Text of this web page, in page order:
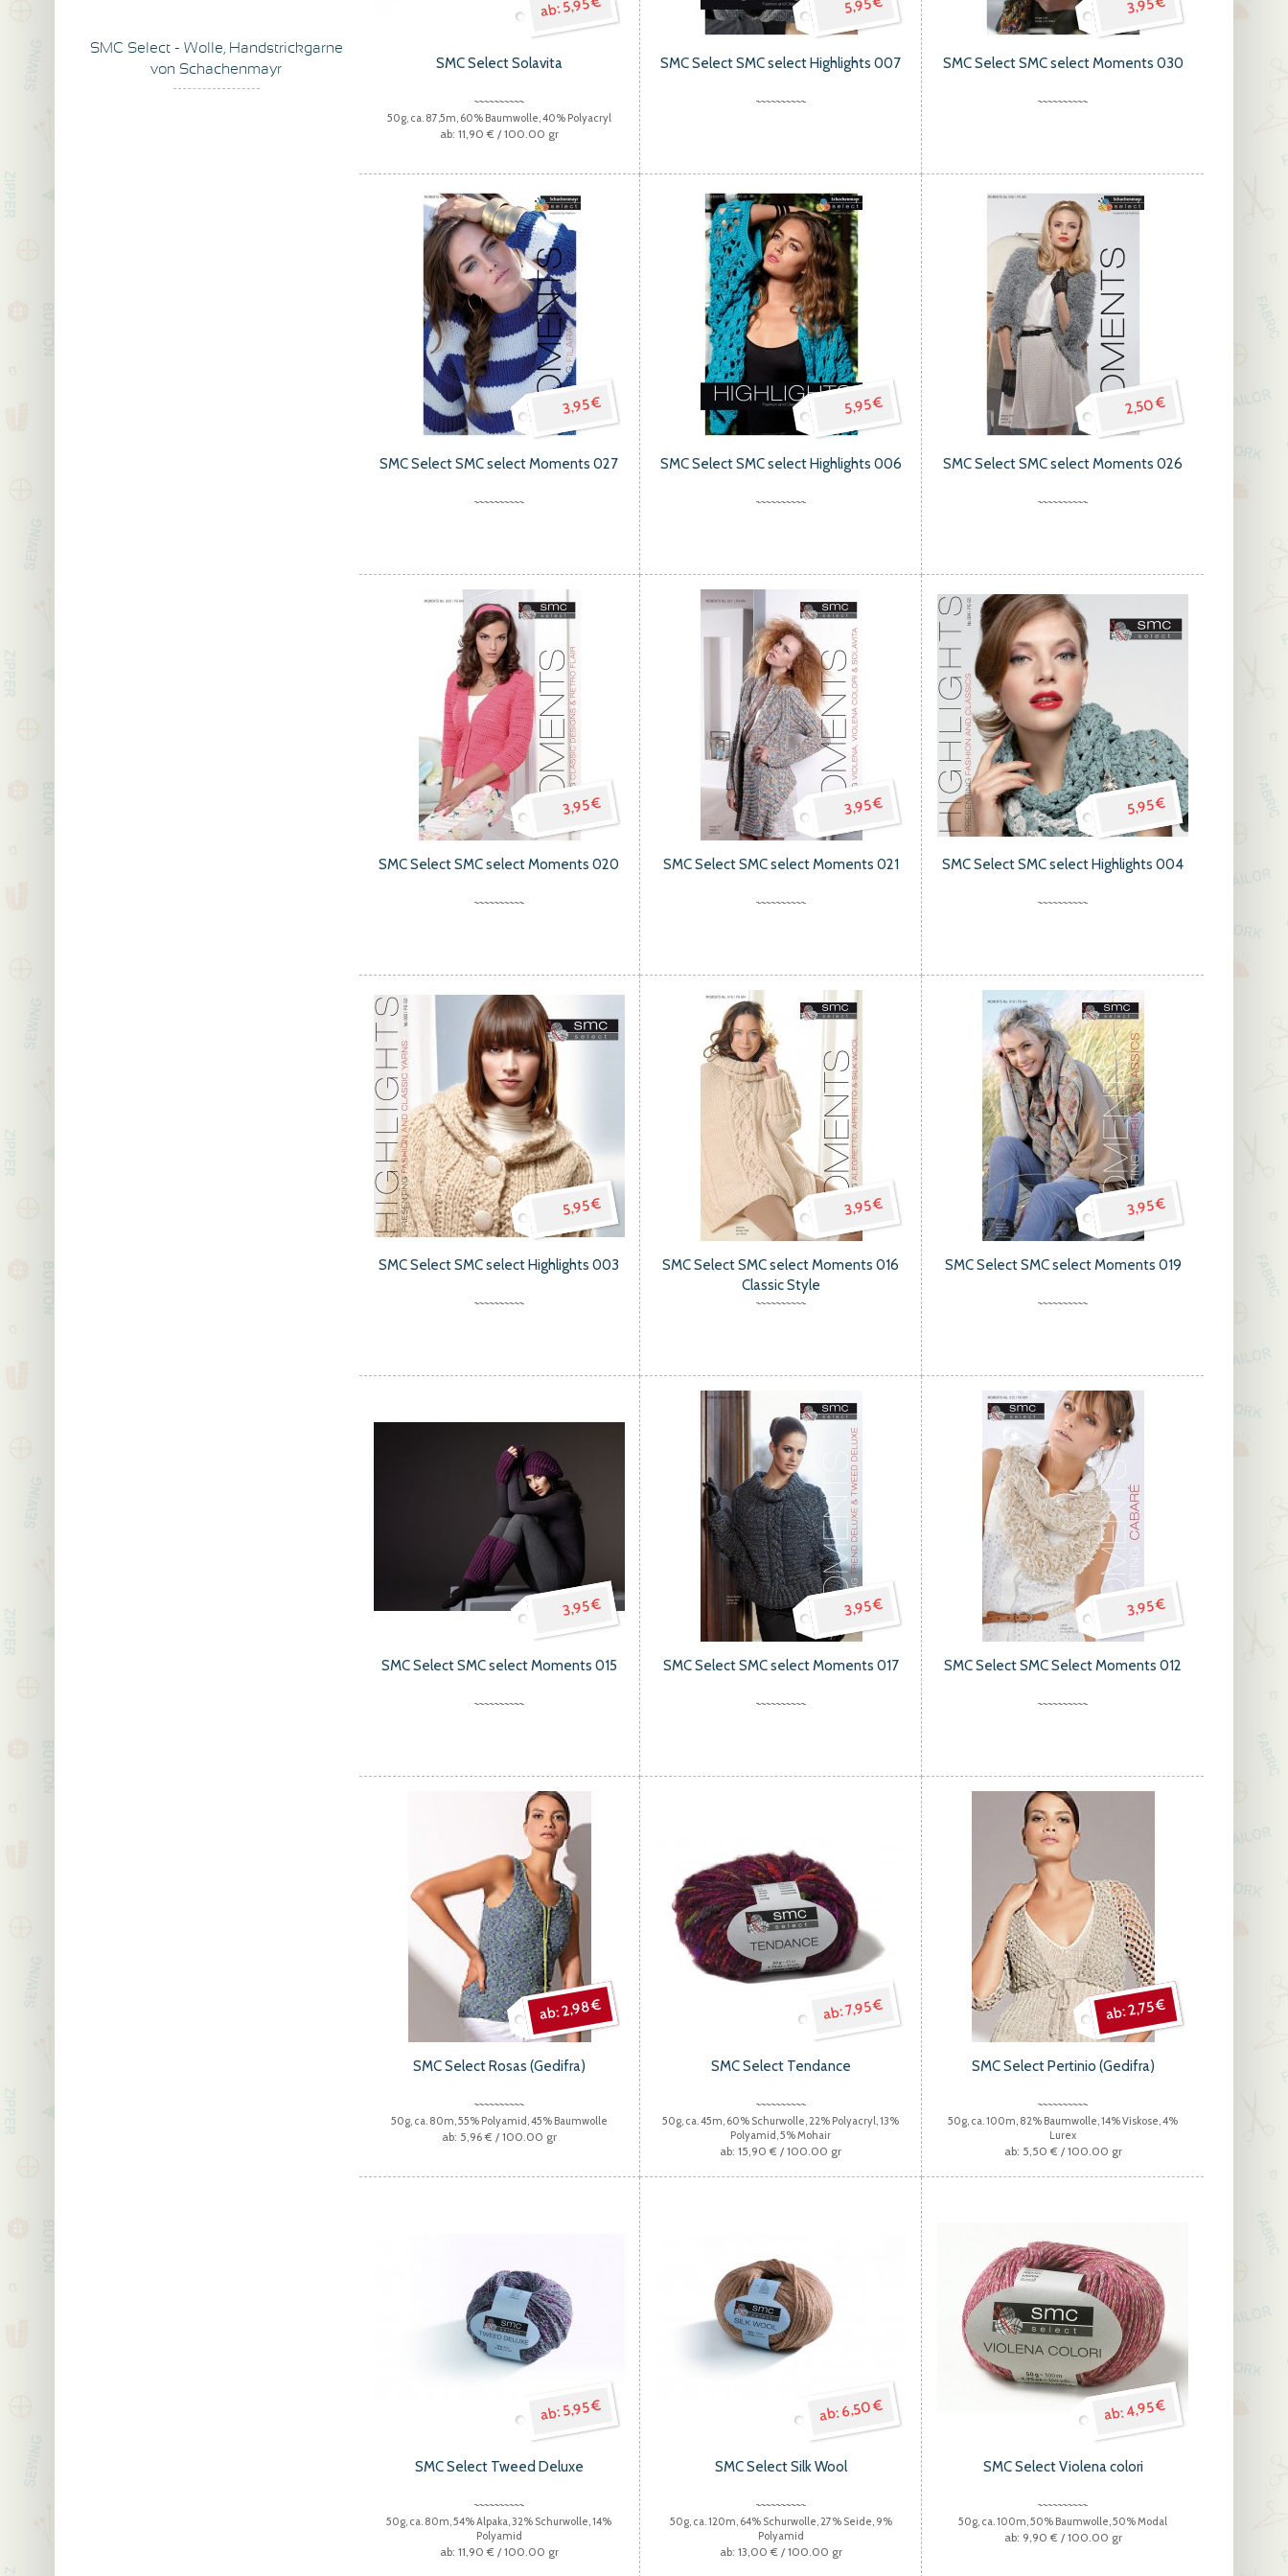
SMC Select - Wolle, Handstrickgarne
von Schachenmayr
5,95 €
SMC Select Solavita
50g, ca. 87,5m, 60% Baumwolle, 40% Polyacryl
11,90 € / 100.00 gr
5,95 €
SMC Select SMC select Highlights 007
3,95 €
SMC Select SMC select Moments 030
3,95 €
SMC Select SMC select Moments 027
5,95 €
SMC Select SMC select Highlights 006
2,50 €
SMC Select SMC select Moments 026
3,95 €
SMC Select SMC select Moments 020
3,95 €
SMC Select SMC select Moments 021
5,95 €
SMC Select SMC select Highlights 004
5,95 €
SMC Select SMC select Highlights 003
3,95 €
SMC Select SMC select Moments 016
Classic Style
3,95 €
SMC Select SMC select Moments 019
3,95 €
SMC Select SMC select Moments 015
3,95 €
SMC Select SMC select Moments 017
3,95 €
SMC Select SMC Select Moments 012
2,98 €
SMC Select Rosas (Gedifra)
50g, ca. 80m, 55% Polyamid, 45% Baumwolle
5,96 € / 100.00 gr
7,95 €
SMC Select Tendance
50g, ca. 45m, 60% Schurwolle, 22% Polyacryl, 13%
Polyamid, 5% Mohair
15,90 € / 100.00 gr
2,75 €
SMC Select Pertinio (Gedifra)
50g, ca. 100m, 82% Baumwolle, 14% Viskose, 4%
Lurex
5,50 € / 100.00 gr
5,95 €
SMC Select Tweed Deluxe
50g, ca. 80m, 54% Alpaka, 32% Schurwolle, 14%
Polyamid
11,90 € / 100.00 gr
6,50 €
SMC Select Silk Wool
50g, ca. 120m, 64% Schurwolle, 27% Seide, 9%
Polyamid
13,00 € / 100.00 gr
4,95 €
SMC Select Violena colori
50g, ca. 100m, 50% Baumwolle, 50% Modal
9,90 € / 100.00 gr